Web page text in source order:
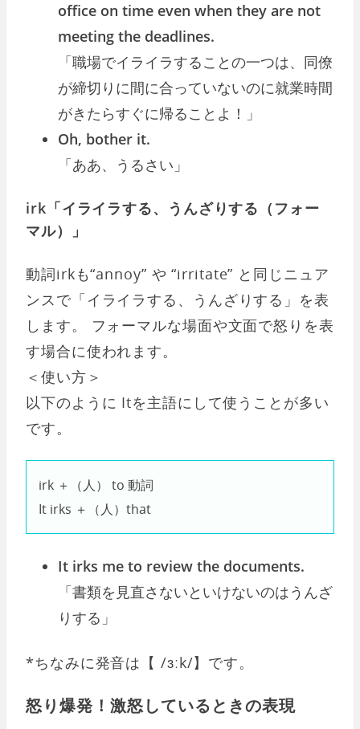
office on time even when they are not
meeting the deadlines.
「職場でイライラすることの一つは、同僚
が締切りに間に合っていないのに就業時間
がきたらすぐに帰ることよ！」
Oh, bother it.
「ああ、うるさい」
irk「イライラする、うんざりする（フォー
マル）」
動詞irkも“annoy” や “irritate” と同じニュア
ンスで「イライラする、うんざりする」を表
します。 フォーマルな場面や文面で怒りを表
す場合に使われます。
＜使い方＞
以下のように Itを主語にして使うことが多い
です。
irk ＋（人） to 動詞
It irks ＋（人）that
It irks me to review the documents.
「書類を見直さないといけないのはうんざ
りする」
*ちなみに発音は【 /ɜːk/】です。
怒り爆発！激怒しているときの表現